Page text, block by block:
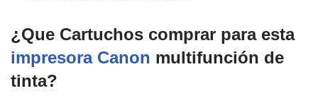
¿Que Cartuchos comprar para esta
impresora Canon multifunción de
tinta?